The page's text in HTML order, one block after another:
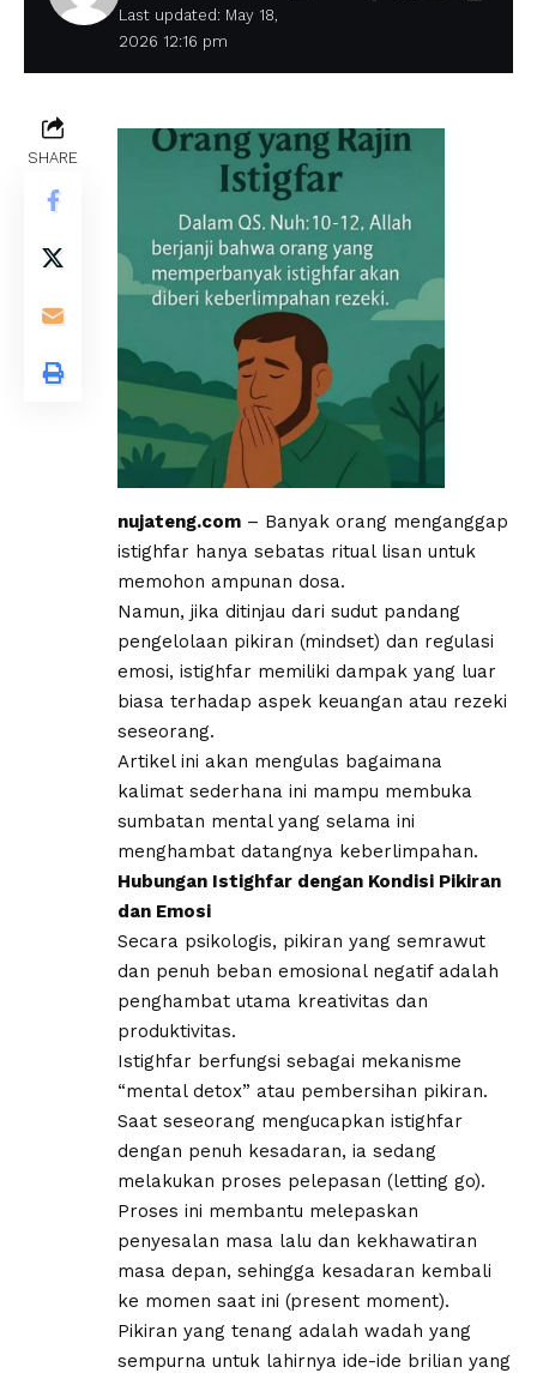
Last updated: May 18,
2026 12:16 pm
SHARE
nujateng.com – Banyak orang menganggap
istighfar hanya sebatas ritual lisan untuk
memohon ampunan dosa.
Namun, jika ditinjau dari sudut pandang
pengelolaan pikiran (mindset) dan regulasi
emosi, istighfar memiliki dampak yang luar
biasa terhadap aspek keuangan atau rezeki
seseorang.
​Artikel ini akan mengulas bagaimana
kalimat sederhana ini mampu membuka
sumbatan mental yang selama ini
menghambat datangnya keberlimpahan.
​Hubungan Istighfar dengan Kondisi Pikiran
dan Emosi
​Secara psikologis, pikiran yang semrawut
dan penuh beban emosional negatif adalah
penghambat utama kreativitas dan
produktivitas.
Istighfar berfungsi sebagai mekanisme
“mental detox” atau pembersihan pikiran.
​Saat seseorang mengucapkan istighfar
dengan penuh kesadaran, ia sedang
melakukan proses pelepasan (letting go).
Proses ini membantu melepaskan
penyesalan masa lalu dan kekhawatiran
masa depan, sehingga kesadaran kembali
ke momen saat ini (present moment).
Pikiran yang tenang adalah wadah yang
sempurna untuk lahirnya ide-ide brilian yang